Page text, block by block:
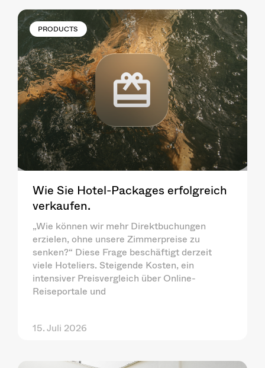
PRODUCTS
Wie Sie Hotel-Packages erfolgreich
verkaufen.
„Wie können wir mehr Direktbuchungen
erzielen, ohne unsere Zimmerpreise zu
senken?“ Diese Frage beschäftigt derzeit
viele Hoteliers. Steigende Kosten, ein
intensiver Preisvergleich über Online-
Reiseportale und
15. Juli 2026